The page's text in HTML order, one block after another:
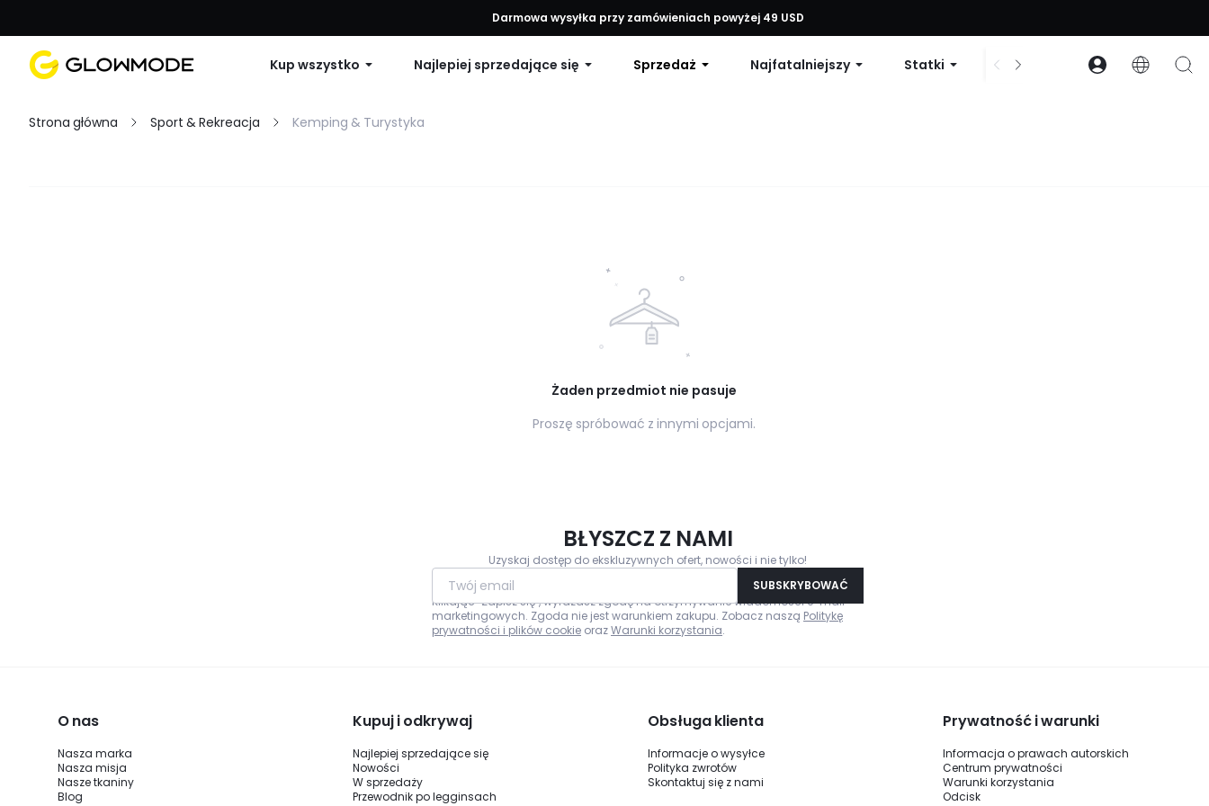
Pierwsze zamówienie: 10% zniżki na każde zamówienie, 12% zniżki na zamówienia powyżej 79 USD lub 15% zniżki na zamówienia powyżej 99 USD | Kod: GLOWNEW
Darmowa wysyłka przy zamówieniach powyżej 49 USD
Kup wszystko Najlepiej sprzedające się Sprzedaż Najfatalniejszy Statki Sukienki i body
Strona główna Sport & Rekreacja Kemping & Turystyka
Żaden przedmiot nie pasuje
Proszę spróbować z innymi opcjami.
BŁYSZCZ Z NAMI
Uzyskaj dostęp do ekskluzywnych ofert, nowości i nie tylko!
Twój email
SUBSKRYBOWAĆ
Klikając "Zapisz się", wyrażasz zgodę na otrzymywanie wiadomości e-mail
marketingowych. Zgoda nie jest warunkiem zakupu. Zobacz naszą Politykę
prywatności i plików cookie oraz Warunki korzystania.
O nas
Nasza marka
Nasza misja
Nasze tkaniny
Blog
Kupuj i odkrywaj
Najlepiej sprzedające się
Nowości
W sprzedaży
Przewodnik po legginsach
Obsługa klienta
Informacje o wysyłce
Polityka zwrotów
Skontaktuj się z nami
Prywatność i warunki
Informacja o prawach autorskich
Centrum prywatności
Warunki korzystania
Odcisk